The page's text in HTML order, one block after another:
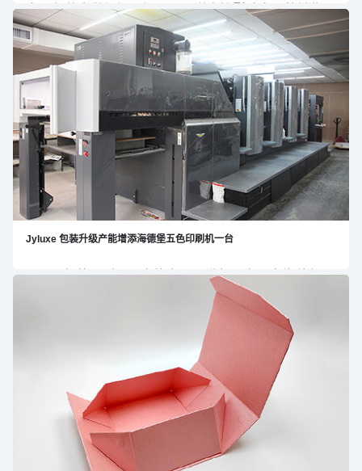
产品包装盒做得好不好，可以说直接影响产品的销售、
利润，甚至品牌的成长。那么，企业如何才能定制一个
好的产品包装盒，既能节省成本，又能获得更有价值的
效益呢？
Jyluxe 包装升级产能增添海德堡五色印刷机一台
Jyluxe包装印刷公司产能布局再升级。在原有海德堡四
色 / 八色印刷机的基础上，再增添一台海德堡五色印刷
机。让公司进一步增强多色包装盒印刷生产能力。感谢